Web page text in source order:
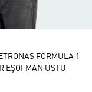
FORMULA 1
EŞOFMAN ÜSTÜ